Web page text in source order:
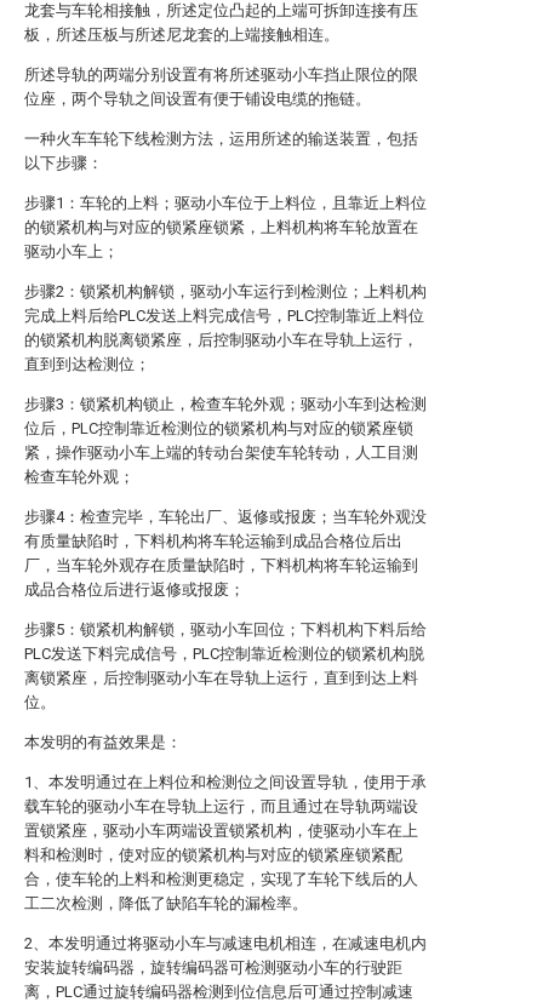
龙套与车轮相接触，所述定位凸起的上端可拆卸连接有压
板，所述压板与所述尼龙套的上端接触相连。
所述导轨的两端分别设置有将所述驱动小车挡止限位的限
位座，两个导轨之间设置有便于铺设电缆的拖链。
一种火车车轮下线检测方法，运用所述的输送装置，包括
以下步骤：
步骤1：车轮的上料；驱动小车位于上料位，且靠近上料位
的锁紧机构与对应的锁紧座锁紧，上料机构将车轮放置在
驱动小车上；
步骤2：锁紧机构解锁，驱动小车运行到检测位；上料机构
完成上料后给PLC发送上料完成信号，PLC控制靠近上料位
的锁紧机构脱离锁紧座，后控制驱动小车在导轨上运行，
直到到达检测位；
步骤3：锁紧机构锁止，检查车轮外观；驱动小车到达检测
位后，PLC控制靠近检测位的锁紧机构与对应的锁紧座锁
紧，操作驱动小车上端的转动台架使车轮转动，人工目测
检查车轮外观；
步骤4：检查完毕，车轮出厂、返修或报废；当车轮外观没
有质量缺陷时，下料机构将车轮运输到成品合格位后出
厂，当车轮外观存在质量缺陷时，下料机构将车轮运输到
成品合格位后进行返修或报废；
步骤5：锁紧机构解锁，驱动小车回位；下料机构下料后给
PLC发送下料完成信号，PLC控制靠近检测位的锁紧机构脱
离锁紧座，后控制驱动小车在导轨上运行，直到到达上料
位。
本发明的有益效果是：
1、本发明通过在上料位和检测位之间设置导轨，使用于承
载车轮的驱动小车在导轨上运行，而且通过在导轨两端设
置锁紧座，驱动小车两端设置锁紧机构，使驱动小车在上
料和检测时，使对应的锁紧机构与对应的锁紧座锁紧配
合，使车轮的上料和检测更稳定，实现了车轮下线后的人
工二次检测，降低了缺陷车轮的漏检率。
2、本发明通过将驱动小车与减速电机相连，在减速电机内
安装旋转编码器，旋转编码器可检测驱动小车的行驶距
离，PLC通过旋转编码器检测到位信息后可通过控制减速